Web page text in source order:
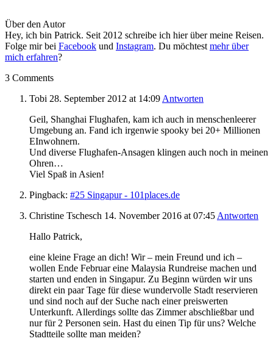
Über den Autor
Hey, ich bin Patrick. Seit 2012 schreibe ich hier über meine Reisen.
Folge mir bei Facebook und Instagram. Du möchtest mehr über
mich erfahren?
3 Comments
Tobi 28. September 2012 at 14:09 Antworten
Geil, Shanghai Flughafen, kam ich auch in menschenleerer
Umgebung an. Fand ich irgenwie spooky bei 20+ Millionen
EInwohnern.
Und diverse Flughafen-Ansagen klingen auch noch in meinen
Ohren…
Viel Spaß in Asien!
Pingback: #25 Singapur - 101places.de
Christine Tschesch 14. November 2016 at 07:45 Antworten
Hallo Patrick,
eine kleine Frage an dich! Wir – mein Freund und ich –
wollen Ende Februar eine Malaysia Rundreise machen und
starten und enden in Singapur. Zu Beginn würden wir uns
direkt ein paar Tage für diese wundervolle Stadt reservieren
und sind noch auf der Suche nach einer preiswerten
Unterkunft. Allerdings sollte das Zimmer abschließbar und
nur für 2 Personen sein. Hast du einen Tip für uns? Welche
Stadtteile sollte man meiden?